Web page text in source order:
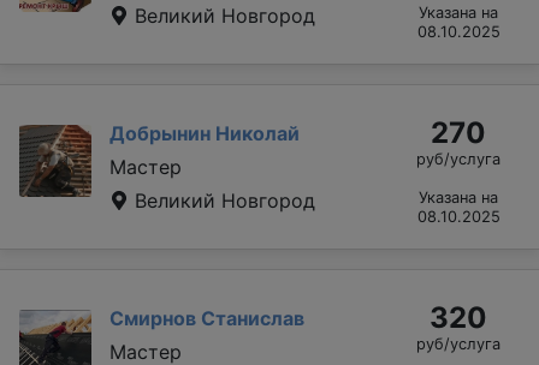
Великий Новгород
Указана на
08.10.2025
Добрынин Николай
Мастер
Великий Новгород
270
руб/услуга
Указана на
08.10.2025
Смирнов Станислав
Мастер
320
руб/услуга